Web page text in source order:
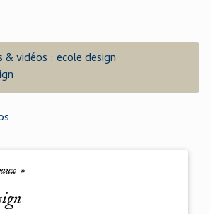
& vidéos : ecole design
»